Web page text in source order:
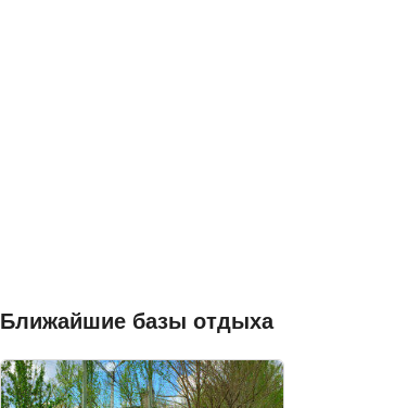
Ближайшие базы отдыха